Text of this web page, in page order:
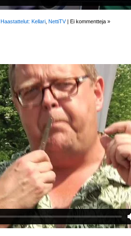
Haastattelut: Kellari, NettiTV| Ei kommentteja »